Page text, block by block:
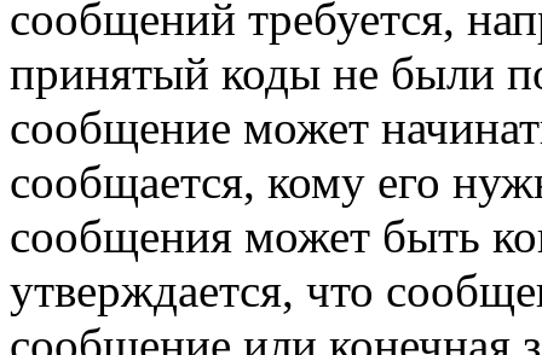
сообщений требуется,
принятый коды не были
сообщение может
сообщается, кому его
сообщения может быть
утверждается, что
сообщение или конечная